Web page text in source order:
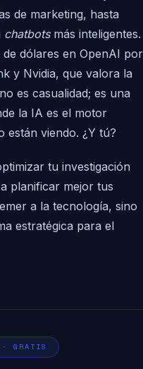
de marketing, hasta
chatbotsmás inteligentes.
de dólares en OpenAI por
y Nvidia, que valora la
es casualidad; es una
la IA es el motor
están viendo. ¿Y tú?
tu investigación
planificar mejor tus
a la tecnología, sino
estratégica para el
GRATIS